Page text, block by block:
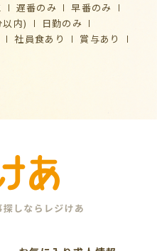
遅番のみ
早番のみ
内)
日勤のみ
社員食あり
賞与あり